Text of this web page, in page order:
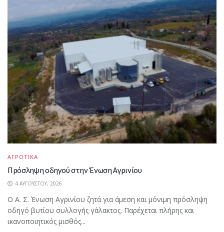
ΑΓΡΟΤΙΚΑ
Πρόσληψη οδηγού στην Ένωση Αγρινίου
4 ΑΥΓΟΎΣΤΟΥ, 2026
Ο Α. Σ. Ένωση Αγρινίου ζητά για άμεση και μόνιμη πρόσληψη
οδηγό βυτίου συλλογής γάλακτος. Παρέχεται πλήρης και
ικανοποιητικός μισθός...